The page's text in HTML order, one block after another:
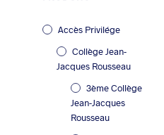
Accès Privilége
Collège Jean-
Jacques Rousseau
3ème Collège
Jean-Jacques
Rousseau